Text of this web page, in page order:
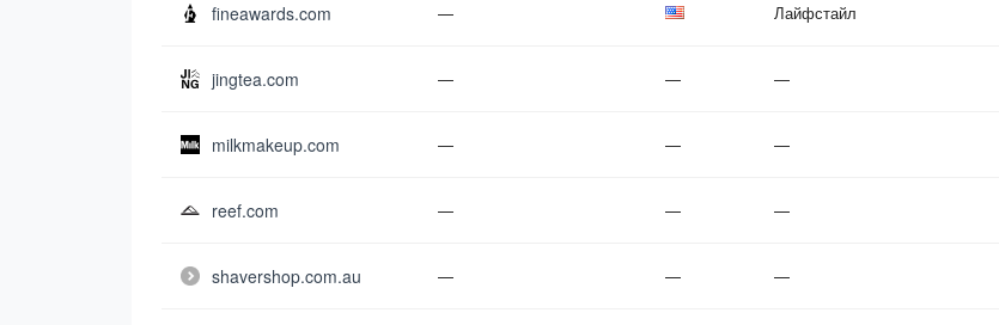
fineawards.com — Лайфстайл
jingtea.com — — —
milkmakeup.com — — —
reef.com — — —
shavershop.com.au — — —